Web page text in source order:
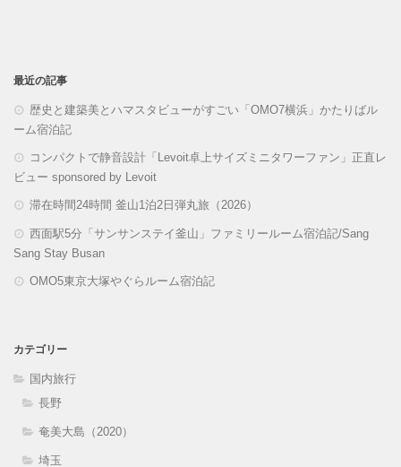
最近の記事
歴史と建築美とハマスタビューがすごい「OMO7横浜」かたりばル
ーム宿泊記
コンパクトで静音設計「Levoit卓上サイズミニタワーファン」正直レ
ビュー sponsored by Levoit
滞在時間24時間 釜山1泊2日弾丸旅（2026）
西面駅5分「サンサンステイ釜山」ファミリールーム宿泊記/Sang
Sang Stay Busan
OMO5東京大塚やぐらルーム宿泊記
カテゴリー
国内旅行
長野
奄美大島（2020）
埼玉